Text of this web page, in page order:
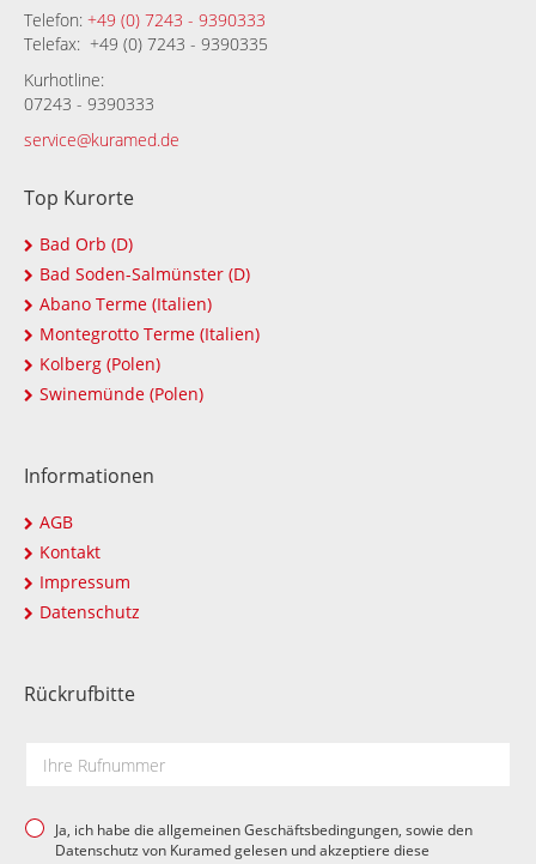
Telefon: +49 (0) 7243 - 9390333
Telefax: +49 (0) 7243 - 9390335
Kurhotline:
07243 - 9390333
service@kuramed.de
Top Kurorte
Bad Orb (D)
Bad Soden-Salmünster (D)
Abano Terme (Italien)
Montegrotto Terme (Italien)
Kolberg (Polen)
Swinemünde (Polen)
Informationen
AGB
Kontakt
Impressum
Datenschutz
Rückrufbitte
Ja, ich habe die allgemeinen Geschäftsbedingungen, sowie den
Datenschutz von Kuramed gelesen und akzeptiere diese